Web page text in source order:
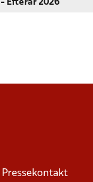
Efterår 2026
Pressekontakt